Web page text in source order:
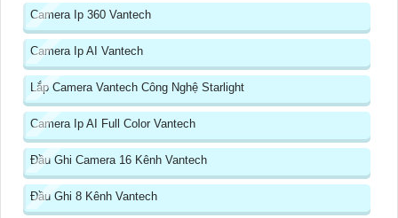
Camera Ip 360 Vantech
Camera Ip AI Vantech
Lắp Camera Vantech Công Nghệ Starlight
Camera Ip AI Full Color Vantech
Đầu Ghi Camera 16 Kênh Vantech
Đầu Ghi 8 Kênh Vantech